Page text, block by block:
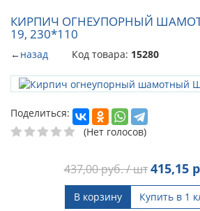
КИРПИЧ ОГНЕУПОРНЫЙ
19, 230*110
←назад Код товара: 15280
Поделиться:
(Нет голосов)
437,00руб. / шт 415,15
В корзину Купить в 1